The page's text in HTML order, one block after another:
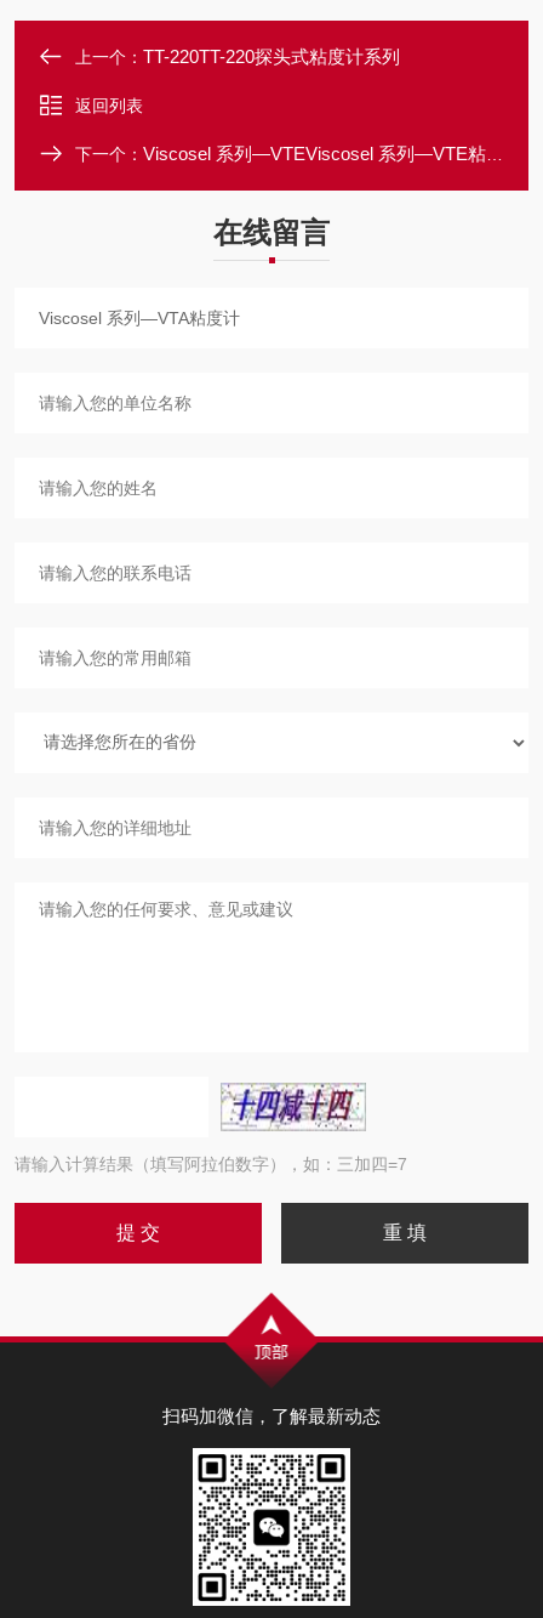
上一个： TT-220TT-220探头式粘度计系列
返回列表
下一个： Viscosel 系列—VTEViscosel 系列—VTE粘度计
在线留言
请输入计算结果（填写阿拉伯数字），如：三加四=7
扫码加微信，了解最新动态